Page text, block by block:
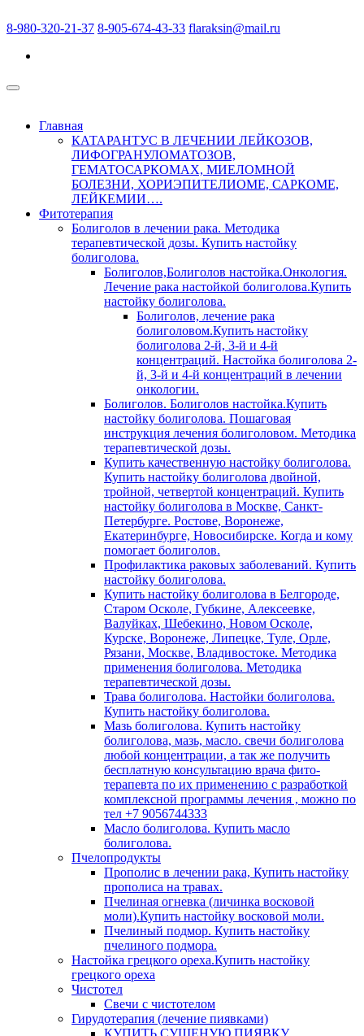
8-980-320-21-37 8-905-674-43-33 flaraksin@mail.ru
Главная
КАТАРАНТУС В ЛЕЧЕНИИ ЛЕЙКОЗОВ,
ЛИФОГРАНУЛОМАТОЗОВ,
ГЕМАТОСАРКОМАХ, МИЕЛОМНОЙ
БОЛЕЗНИ, ХОРИЭПИТЕЛИОМЕ, САРКОМЕ,
ЛЕЙКЕМИИ….
Фитотерапия
Болиголов в лечении рака. Методика
терапевтической дозы. Купить настойку
болиголова.
Болиголов,Болиголов настойка.Онкология.
Лечение рака настойкой болиголова.Купить
настойку болиголова.
Болиголов, лечение рака
болиголовом.Купить настойку
болиголова 2-й, 3-й и 4-й
концентраций. Настойка болиголова 2-
й, 3-й и 4-й концентраций в лечении
онкологии.
Болиголов. Болиголов настойка.Купить
настойку болиголова. Пошаговая
инструкция лечения болиголовом. Методика
терапевтической дозы.
Купить качественную настойку болиголова.
Купить настойку болиголова двойной,
тройной, четвертой концентраций. Купить
настойку болиголова в Москве, Санкт-
Петербурге. Ростове, Воронеже,
Екатеринбурге, Новосибирске. Когда и кому
помогает болиголов.
Профилактика раковых заболеваний. Купить
настойку болиголова.
Купить настойку болиголова в Белгороде,
Старом Осколе, Губкине, Алексеевке,
Валуйках, Шебекино, Новом Осколе,
Курске, Воронеже, Липецке, Туле, Орле,
Рязани, Москве, Владивостоке. Методика
применения болиголова. Методика
терапевтической дозы.
Трава болиголова. Настойки болиголова.
Купить настойку болиголова.
Мазь болиголова. Купить настойку
болиголова, мазь, масло. свечи болиголова
любой концентрации, а так же получить
бесплатную консультацию врача фито-
терапевта по их применению с разработкой
комплексной программы лечения , можно по
тел +7 9056744333
Масло болиголова. Купить масло
болиголова.
Пчелопродукты
Прополис в лечении рака, Купить настойку
прополиса на травах.
Пчелиная огневка (личинка восковой
моли).Купить настойку восковой моли.
Пчелиный подмор. Купить настойку
пчелиного подмора.
Настойка грецкого ореха.Купить настойку
грецкого ореха
Чистотел
Свечи с чистотелом
Гирудотерапия (лечение пиявками)
КУПИТЬ СУШЕНУЮ ПИЯВКУ.